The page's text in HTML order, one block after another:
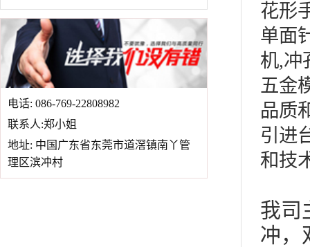
车缝一体冲
其他产品
电话: 086-769-22808982
联系人:郑小姐
地址: 中国广东省东莞市道滘镇南丫管
理区滨冲村
花形
单面
机,冲
五金
品质
引进
和技
我司
冲，